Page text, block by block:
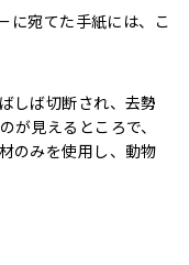
に宛てた手紙には、こ
しば切断され、去勢
が見えるところで、
のみを使用し、動物